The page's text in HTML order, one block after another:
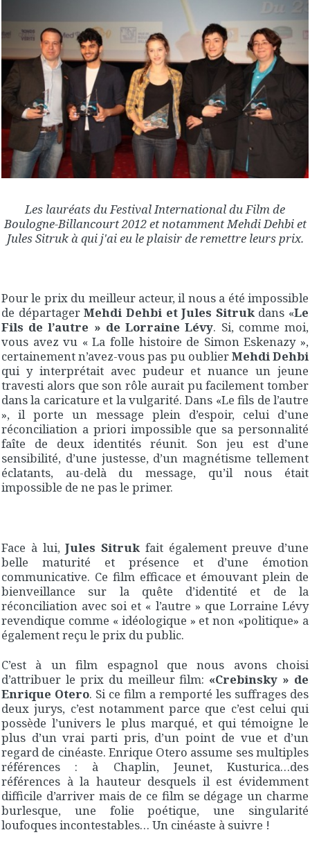
Les lauréats du Festival International du Film de
Boulogne-Billancourt 2012 et notamment Mehdi Dehbi et
Jules Sitruk à qui j'ai eu le plaisir de remettre leurs prix.
Pour le prix du meilleur acteur, il nous a été impossible
de départagerMehdi Dehbi et Jules Sitrukdans «Le
Fils de l’autre » de Lorraine Lévy. Si, comme moi,
vous avez vu « La folle histoire de Simon Eskenazy »,
certainement n’avez-vous pas pu oublierMehdi Dehbi
qui y interprétait avec pudeur et nuance un jeune
travesti alors que son rôle aurait pu facilement tomber
dans la caricature et la vulgarité. Dans «Le fils de l’autre
», il porte un message plein d’espoir, celui d’une
réconciliation a priori impossible que sa personnalité
faîte de deux identités réunit. Son jeu est d’une
sensibilité, d’une justesse, d’un magnétisme tellement
éclatants, au-delà du message, qu’il nous était
impossible de ne pas le primer.
Face à lui,Jules Sitruk fait également preuve d’une
belle maturité et présence et d’une émotion
communicative. Ce film efficace et émouvant plein de
bienveillance sur la quête d’identité et de la
réconciliation avec soi et « l’autre » que Lorraine Lévy
revendique comme « idéologique » et non «politique» a
également reçu le prix du public.
C’est à un film espagnol que nous avons choisi
d’attribuer le prix du meilleur film: «Crebinsky » de
Enrique Otero. Si ce film a remporté les suffrages des
deux jurys, c’est notamment parce que c’est celui qui
possède l’univers le plus marqué, et qui témoigne le
plus d’un vrai parti pris, d’un point de vue et d’un
regard de cinéaste. Enrique Otero assume ses multiples
références : à Chaplin, Jeunet, Kusturica…des
références à la hauteur desquels il est évidemment
difficile d’arriver mais de ce film se dégage un charme
burlesque, une folie poétique, une singularité
loufoques incontestables… Un cinéaste à suivre !